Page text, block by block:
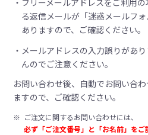
る返信メールが「迷惑メールフ
ありますので、ご確認ください。
メールアドレスの入力誤りがあ
んのでご注意ください。
お問い合わせ後、自動でお問い合
ますので、ご確認ください。
※ ご注文に関するお問い合わせには、
必ず「ご注文番号」と「お名前」をご